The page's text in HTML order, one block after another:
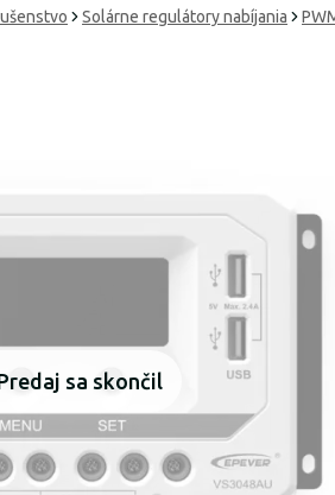
Solárne regulátory nabíjania
sa skončil